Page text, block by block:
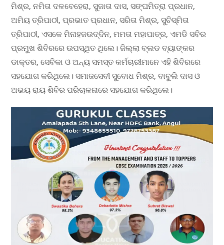
ମିଶ୍ର, ନମିତା ଦଳବେହେରା, ସୁଜାତା ଦାସ, ସଙ୍ଘମିତ୍ରା ପ୍ରଧାନ,
ଅମିୟ ତ୍ରିପାଠୀ, ପ୍ରଭାତ ପ୍ରଧାନ, ସରିତା ମିଶ୍ର, ସୁଚିସ୍ମିତା
ତ୍ରିପାଠୀ, ଏସକେ ମିନାହଜଉଦ୍ଦିନ, ମମତା ମହାପାତ୍ର, ଏମଡି ସବିର
ପ୍ରମୁଖ ଶିବିରରେ ଉପସ୍ଥିତ ଥିଲେ। ଜିଲ୍ଲା ବ୍ଲଡ ବ୍ୟାଙ୍କର
ଡାକ୍ତର, ସେବିକା ଓ ଅନ୍ୟ ସମସ୍ତ କର୍ମଚାରୀମାନେ ଏହି ଶିବିରରେ
ସହଯୋଗ କରିଥିଲେ। ସମାଜସେବୀ ସୁବୋଧ ମିଶ୍ର, ବାବୁଲି ଦାସ ଓ
ଅଭୟ ରାୟ ଶିବିର ପରିଚାଳନାରେ ସହଯୋଗ କରିଥିଲେ।